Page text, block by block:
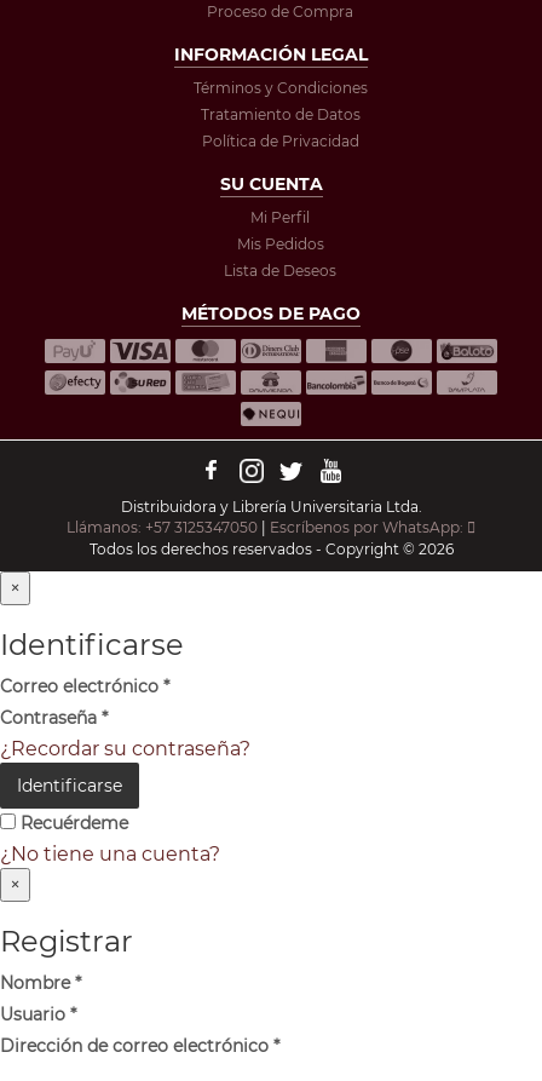
Proceso de Compra
INFORMACIÓN LEGAL
Términos y Condiciones
Tratamiento de Datos
Política de Privacidad
SU CUENTA
Mi Perfil
Mis Pedidos
Lista de Deseos
MÉTODOS DE PAGO
Distribuidora y Librería Universitaria Ltda.
Llámanos: +57 3125347050 | Escríbenos por WhatsApp:
Todos los derechos reservados - Copyright © 2026
×
Identificarse
Correo electrónico *
Contraseña *
¿Recordar su contraseña?
Identificarse
Recuérdeme
¿No tiene una cuenta?
×
Registrar
Nombre*
Usuario *
Dirección de correo electrónico *